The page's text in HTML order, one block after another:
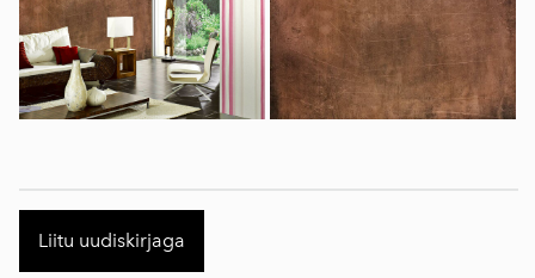
Liitu uudiskirjaga